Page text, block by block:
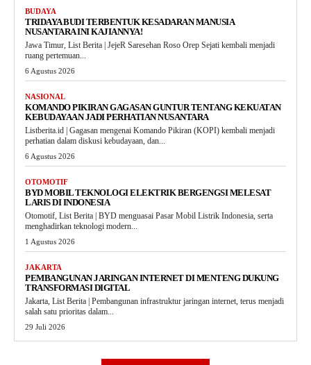
BUDAYA
TRIDAYA BUDI TERBENTUK KESADARAN MANUSIA
NUSANTARA INI KAJIANNYA!
Jawa Timur, List Berita | JejeR Saresehan Roso Orep Sejati kembali menjadi
ruang pertemuan...
6 Agustus 2026
NASIONAL
KOMANDO PIKIRAN GAGASAN GUNTUR TENTANG KEKUATAN
KEBUDAYAAN JADI PERHATIAN NUSANTARA
Listberita.id | Gagasan mengenai Komando Pikiran (KOPI) kembali menjadi
perhatian dalam diskusi kebudayaan, dan...
6 Agustus 2026
OTOMOTIF
BYD MOBIL TEKNOLOGI ELEKTRIK BERGENGSI MELESAT
LARIS DI INDONESIA
Otomotif, List Berita | BYD menguasai Pasar Mobil Listrik Indonesia, serta
menghadirkan teknologi modern...
1 Agustus 2026
JAKARTA
PEMBANGUNAN JARINGAN INTERNET DI MENTENG DUKUNG
TRANSFORMASI DIGITAL
Jakarta, List Berita | Pembangunan infrastruktur jaringan internet, terus menjadi
salah satu prioritas dalam...
29 Juli 2026